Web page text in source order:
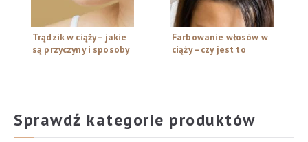
Trądzik w ciąży – jakie
są przyczyny i sposoby
Farbowanie włosów w
ciąży – czy jest to
Sprawdź kategorie produktów